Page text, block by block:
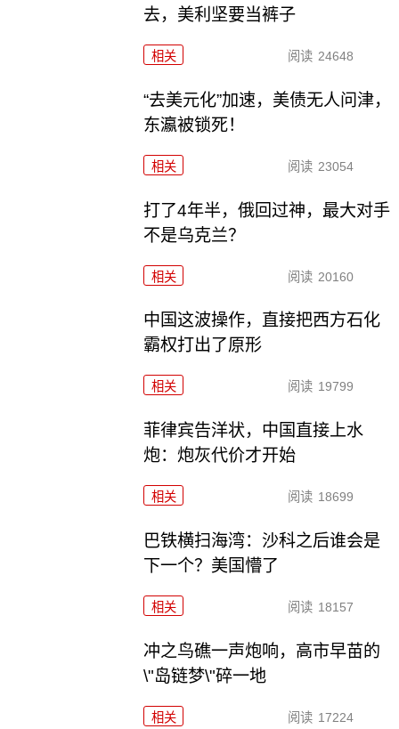
去，美利坚要当裤子
相关 阅读 24648
“去美元化”加速，美债无人问津，
东瀛被锁死！
相关 阅读 23054
打了4年半，俄回过神，最大对手
不是乌克兰？
相关 阅读 20160
中国这波操作，直接把西方石化
霸权打出了原形
相关 阅读 19799
菲律宾告洋状，中国直接上水
炮：炮灰代价才开始
相关 阅读 18699
巴铁横扫海湾：沙科之后谁会是
下一个？美国懵了
相关 阅读 18157
冲之鸟礁一声炮响，高市早苗的
\"岛链梦\"碎一地
相关 阅读 17224